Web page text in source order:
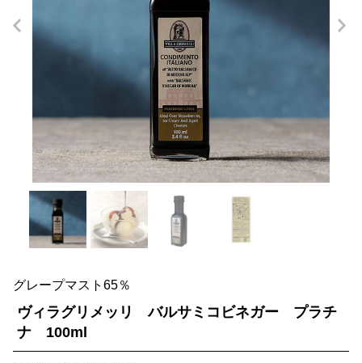
グレープマスト65％
ヴィラグリメッリ バルサミコビネガー プラチ
ナ 100ml